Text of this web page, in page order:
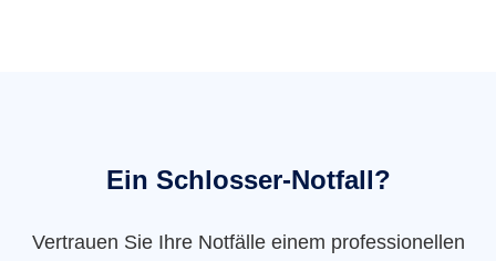
Ein Schlosser-Notfall?
Vertrauen Sie Ihre Notfälle einem professionellen